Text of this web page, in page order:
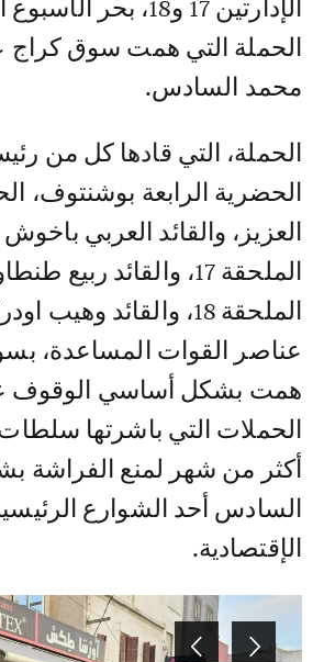
الإدارتين 17 و18، بحر
الحملة التي همت سوق كراج
محمد السادس.
الحملة، التي قادها كل من
الحضرية الرابعة بوشنتوف،
العزيز، والقائد العربي
الملحقة 17، والقائد
الملحقة 18، والقائد
عناصر القوات المساعدة،
همت بشكل أساسي الوقوف
الحملات التي باشرتها
أكثر من شهر لمنع الفراشة
السادس أحد الشوارع
الإقتصادية.